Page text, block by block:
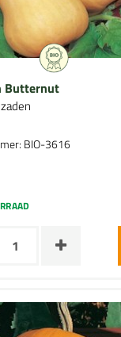
Butternut
BIO-3616